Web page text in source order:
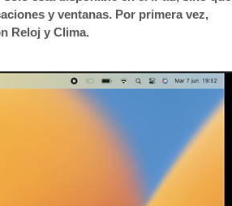
y ventanas. Por primera vez,
Reloj y Clima.